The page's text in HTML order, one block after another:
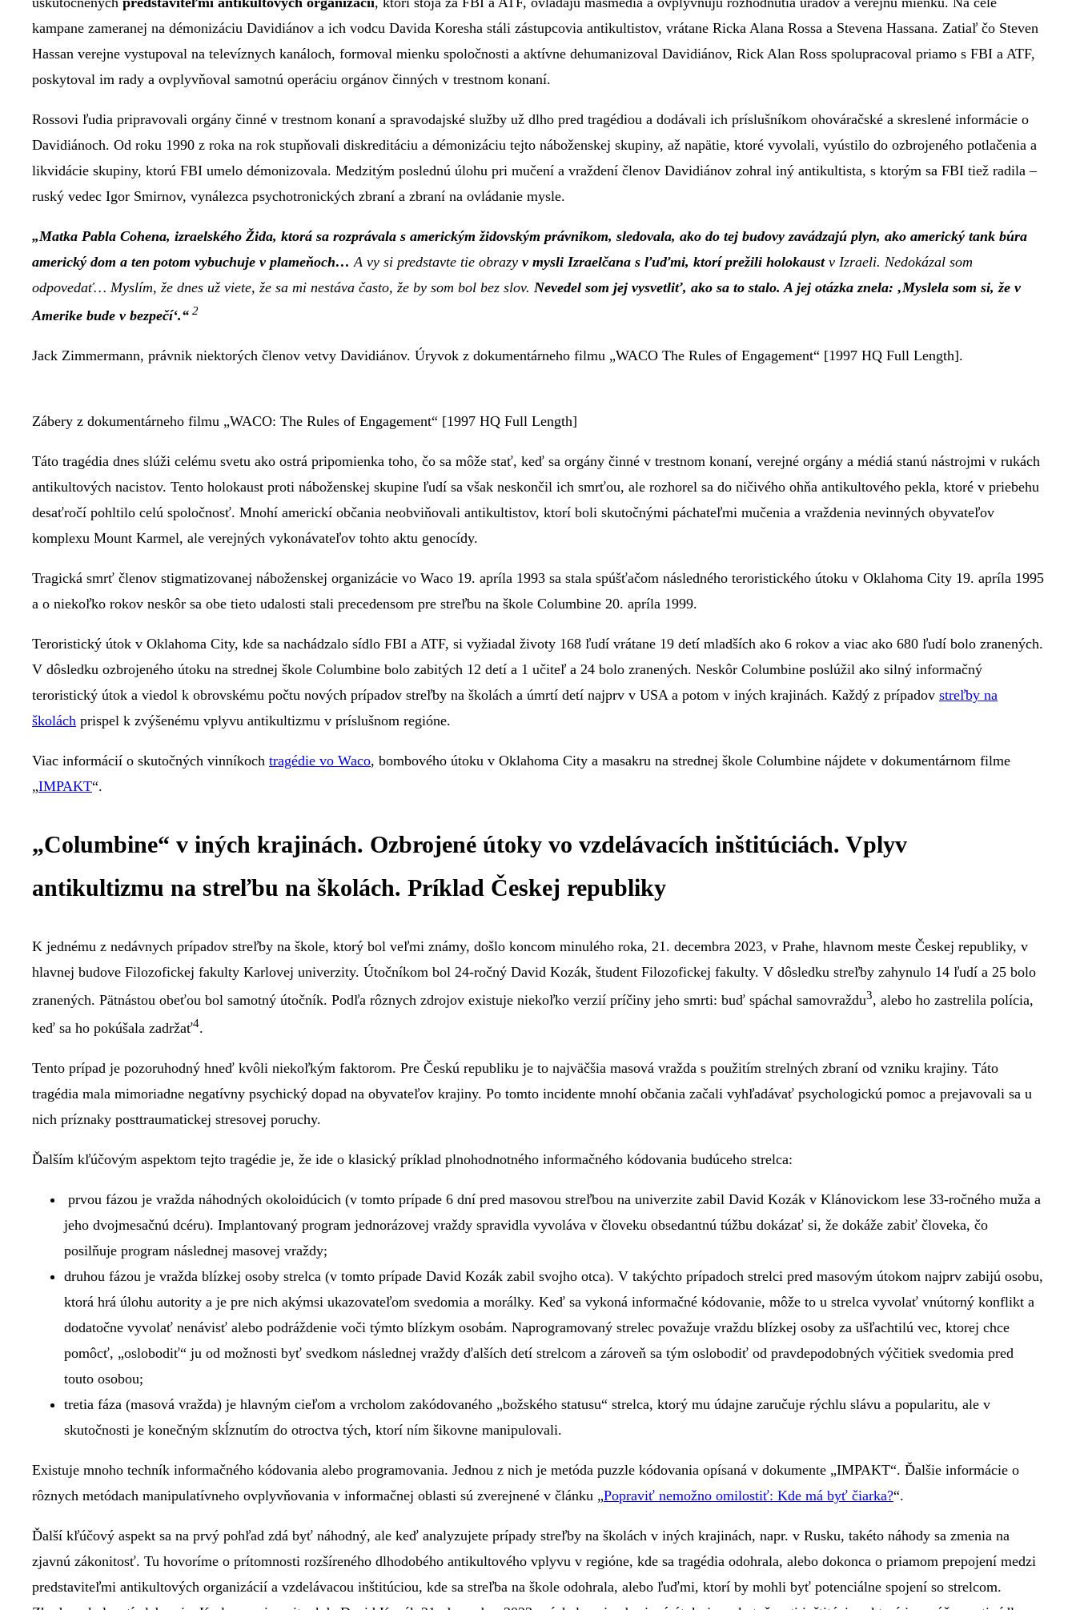
kampane zameranej na démonizáciu Davidiánov a ich vodcu Davida Koresha stáli zástupcovia antikultistov, vrátane Ricka Alana Rossa a Stevena Hassana. Zatiaľ čo Steven
Hassan verejne vystupoval na televíznych kanáloch, formoval mienku spoločnosti a aktívne dehumanizoval Davidiánov, Rick Alan Ross spolupracoval priamo s FBI a ATF,
poskytoval im rady a ovplyvňoval samotnú operáciu orgánov činných v trestnom konaní.
Rossovi ľudia pripravovali orgány činné v trestnom konaní a spravodajské služby už dlho pred tragédiou a dodávali ich príslušníkom ohováračské a skreslené informácie o
Davidiánoch. Od roku 1990 z roka na rok stupňovali diskreditáciu a démonizáciu tejto náboženskej skupiny, až napätie, ktoré vyvolali, vyústilo do ozbrojeného potlačenia a
likvidácie skupiny, ktorú FBI umelo démonizovala. Medzitým poslednú úlohu pri mučení a vraždení členov Davidiánov zohral iný antikultista, s ktorým sa FBI tiež radila –
ruský vedec Igor Smirnov, vynálezca psychotronických zbraní a zbraní na ovládanie mysle.
„Matka Pabla Cohena, izraelského Žida, ktorá sa rozprávala s americkým židovským právnikom, sledovala, ako do tej budovy zavádzajú plyn, ako americký tank búra
americký dom a ten potom vybuchuje v plameňoch… A vy si predstavte tie obrazy v mysli Izraelčana s ľuďmi, ktorí prežili holokaustv Izraeli. Nedokázal som
odpovedať… Myslím, že dnes už viete, že sa mi nestáva často, že by som bol bez slov. Nevedel som jej vysvetliť, ako sa to stalo. A jej otázka znela: ‚Myslela som si, že v
Amerike bude v bezpečí‘.“ 2
Jack Zimmermann, právnik niektorých členov vetvy Davidiánov. Úryvok z dokumentárneho filmu „WACO The Rules of Engagement“ [1997 HQ Full Length].
Zábery z dokumentárneho filmu „WACO: The Rules of Engagement“ [1997 HQ Full Length]
Táto tragédia dnes slúži celému svetu ako ostrá pripomienka toho, čo sa môže stať, keď sa orgány činné v trestnom konaní, verejné orgány a médiá stanú nástrojmi v rukách
antikultových nacistov. Tento holokaust proti náboženskej skupine ľudí sa však neskončil ich smrťou, ale rozhorel sa do ničivého ohňa antikultového pekla, ktoré v priebehu
desaťročí pohltilo celú spoločnosť. Mnohí americkí občania neobviňovali antikultistov, ktorí boli skutočnými páchateľmi mučenia a vraždenia nevinných obyvateľov
komplexu Mount Karmel, ale verejných vykonávateľov tohto aktu genocídy.
Tragická smrť členov stigmatizovanej náboženskej organizácie vo Waco 19. apríla 1993 sa stala spúšťačom následného teroristického útoku v Oklahoma City 19. apríla 1995
a o niekoľko rokov neskôr sa obe tieto udalosti stali precedensom pre streľbu na škole Columbine 20. apríla 1999.
Teroristický útok v Oklahoma City, kde sa nachádzalo sídlo FBI a ATF, si vyžiadal životy 168 ľudí vrátane 19 detí mladších ako 6 rokov a viac ako 680 ľudí bolo zranených.
V dôsledku ozbrojeného útoku na strednej škole Columbine bolo zabitých 12 detí a 1 učiteľ a 24 bolo zranených. Neskôr Columbine poslúžil ako silný informačný
teroristický útok a viedol k obrovskému počtu nových prípadov streľby na školách a úmrtí detí najprv v USA a potom v iných krajinách. Každý z prípadov streľby na
školách prispel k zvýšenému vplyvu antikultizmu v príslušnom regióne.
Viac informácií o skutočných vinníkoch tragédie vo Waco, bombového útoku v Oklahoma City a masakru na strednej škole Columbine nájdete v dokumentárnom filme
„IMPAKT“.
„Columbine“ v iných krajinách. Ozbrojené útoky vo vzdelávacích inštitúciách. Vplyv
antikultizmu na streľbu na školách. Príklad Českej republiky
K jednému z nedávnych prípadov streľby na škole, ktorý bol veľmi známy, došlo koncom minulého roka, 21. decembra 2023, v Prahe, hlavnom meste Českej republiky, v
hlavnej budove Filozofickej fakulty Karlovej univerzity. Útočníkom bol 24-ročný David Kozák, študent Filozofickej fakulty. V dôsledku streľby zahynulo 14 ľudí a 25 bolo
zranených. Pätnástou obeťou bol samotný útočník. Podľa rôznych zdrojov existuje niekoľko verzií príčiny jeho smrti: buď spáchal samovraždu3, alebo ho zastrelila polícia,
keď sa ho pokúšala zadržať4.
Tento prípad je pozoruhodný hneď kvôli niekoľkým faktorom. Pre Českú republiku je to najväčšia masová vražda s použitím strelných zbraní od vzniku krajiny. Táto
tragédia mala mimoriadne negatívny psychický dopad na obyvateľov krajiny. Po tomto incidente mnohí občania začali vyhľadávať psychologickú pomoc a prejavovali sa u
nich príznaky posttraumatickej stresovej poruchy.
Ďalším kľúčovým aspektom tejto tragédie je, že ide o klasický príklad plnohodnotného informačného kódovania budúceho strelca:
prvou fázou je vražda náhodných okoloidúcich (v tomto prípade 6 dní pred masovou streľbou na univerzite zabil David Kozák v Klánovickom lese 33-ročného muža a
jeho dvojmesačnú dcéru). Implantovaný program jednorázovej vraždy spravidla vyvoláva v človeku obsedantnú túžbu dokázať si, že dokáže zabiť človeka, čo
posilňuje program následnej masovej vraždy;
druhou fázou je vražda blízkej osoby strelca (v tomto prípade David Kozák zabil svojho otca). V takýchto prípadoch strelci pred masovým útokom najprv zabijú osobu,
ktorá hrá úlohu autority a je pre nich akýmsi ukazovateľom svedomia a morálky. Keď sa vykoná informačné kódovanie, môže to u strelca vyvolať vnútorný konflikt a
dodatočne vyvolať nenávisť alebo podráždenie voči týmto blízkym osobám. Naprogramovaný strelec považuje vraždu blízkej osoby za ušľachtilú vec, ktorej chce
pomôcť, „oslobodiť“ ju od možnosti byť svedkom následnej vraždy ďalších detí strelcom a zároveň sa tým oslobodiť od pravdepodobných výčitiek svedomia pred
touto osobou;
tretia fáza (masová vražda) je hlavným cieľom a vrcholom zakódovaného „božského statusu“ strelca, ktorý mu údajne zaručuje rýchlu slávu a popularitu, ale v
skutočnosti je konečným skĺznutím do otroctva tých, ktorí ním šikovne manipulovali.
Existuje mnoho techník informačného kódovania alebo programovania. Jednou z nich je metóda puzzle kódovania opísaná v dokumente „IMPAKT“. Ďalšie informácie o
rôznych metódach manipulatívneho ovplyvňovania v informačnej oblasti sú zverejnené v článku „Popraviť nemožno omilostiť: Kde má byť čiarka?“.
Ďalší kľúčový aspekt sa na prvý pohľad zdá byť náhodný, ale keď analyzujete prípady streľby na školách v iných krajinách, napr. v Rusku, takéto náhody sa zmenia na
zjavnú zákonitosť. Tu hovoríme o prítomnosti rozšíreného dlhodobého antikultového vplyvu v regióne, kde sa tragédia odohrala, alebo dokonca o priamom prepojení medzi
predstaviteľmi antikultových organizácií a vzdelávacou inštitúciou, kde sa streľba na škole odohrala, alebo ľuďmi, ktorí by mohli byť potenciálne spojení so strelcom.